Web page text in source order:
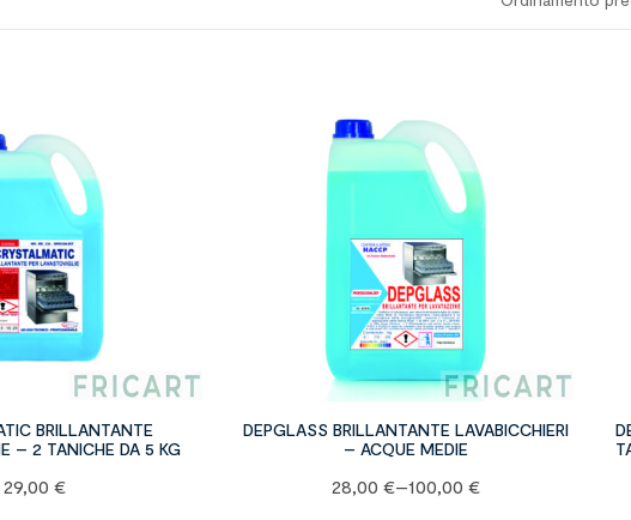
BRILLANTANTE
– 2 TANICHE DA 5 KG
29,00 €
DEPGLASS BRILLANTANTE LAVABICCHIERI
– ACQUE MEDIE
28,00 €–100,00 €